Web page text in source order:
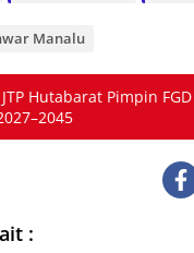
Manalu
Hutabarat Pimpin
: